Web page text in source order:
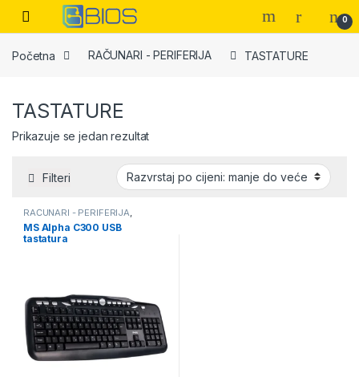
Skip to navigation
Skip to content
Open 0
Početna RAČUNARI - PERIFERIJA TASTATURE
TASTATURE
Prikazuje se jedan rezultat
Filteri
RAČUNARI - PERIFERIJA,
TASTATURE
MS Alpha C300 USB
tastatura